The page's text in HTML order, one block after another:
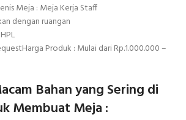
Meja : Meja Kerja Staff
dengan ruangan
Produk : Mulai dari Rp.1.000.000 –
Bahan yang Sering di
Membuat Meja :